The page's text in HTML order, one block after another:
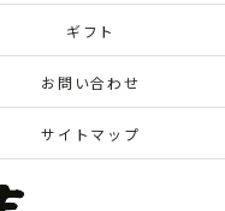
ギフト
お問い合わせ
サイトマップ